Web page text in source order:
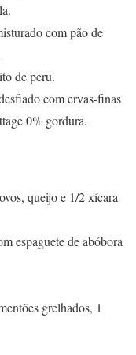
com pão de
de peru.
com ervas-finas
0% gordura.
queijo e 1/2 xícara
espaguete de abóbora
grelhados, 1